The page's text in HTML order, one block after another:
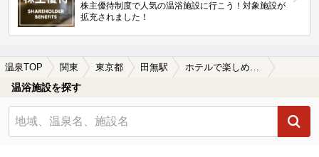
株主優待制度で人気の温浴施設に行こう！対象施設が
拡充されました！
温泉TOP 関東 東京都 田無駅 ホテルで楽しめる田無駅近くの温泉、日帰り温泉、スーパー銭湯おすすめ
温浴施設を探す